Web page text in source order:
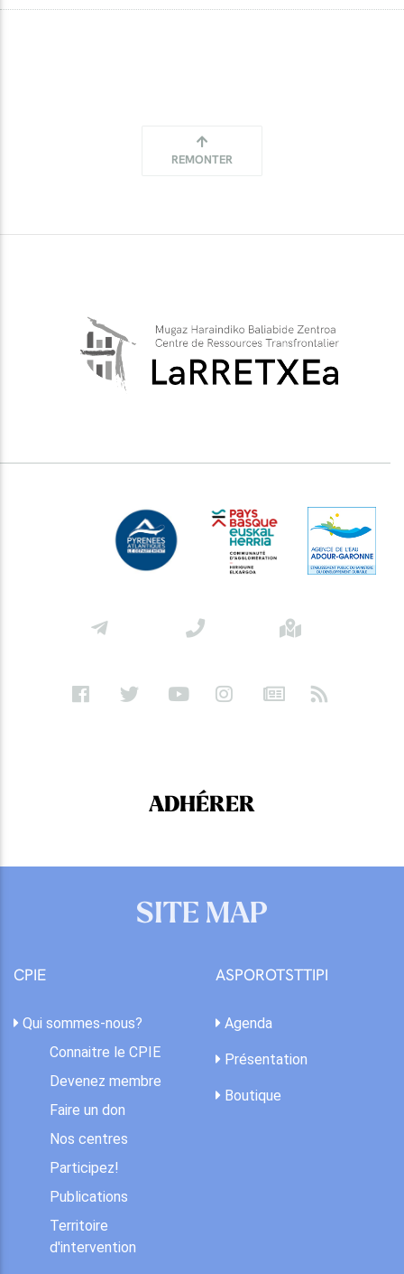
REMONTER
ADHÉRER
SITE MAP
CPIE
Qui sommes-nous?
Connaitre le CPIE
Devenez membre
Faire un don
Nos centres
Participez!
Publications
Territoire
d'intervention
ASPOROTSTTIPI
Agenda
Présentation
Boutique